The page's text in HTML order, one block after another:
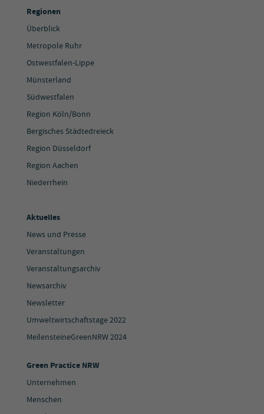
Regionen
Überblick
Metropole Ruhr
Ostwestfalen-Lippe
Münsterland
Südwestfalen
Region Köln/Bonn
Bergisches Städtedreieck
Region Düsseldorf
Region Aachen
Niederrhein
Aktuelles
News und Presse
Veranstaltungen
Veranstaltungsarchiv
Newsarchiv
Newsletter
Umweltwirtschaftstage 2022
MeilensteineGreenNRW 2024
Green Practice NRW
Unternehmen
Menschen